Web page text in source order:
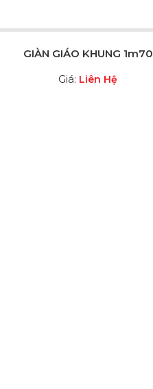
GIÀN GIÁO KHUNG 1m70
Giá: Liên Hệ